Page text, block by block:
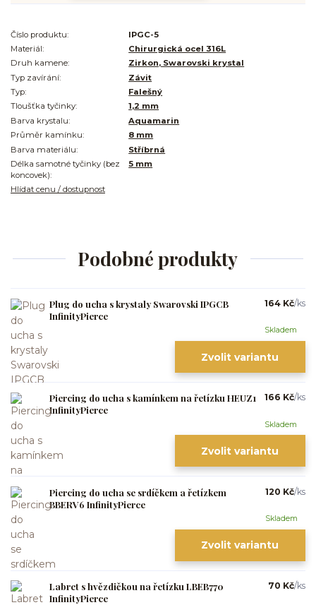
Číslo produktu:
IPGC-5
Materiál:
Chirurgická ocel 316L
Druh kamene:
Zirkon, Swarovski krystal
Typ zavírání:
Závit
Typ:
Falešný
Tloušťka tyčinky:
1,2 mm
Barva krystalu:
Aquamarin
Průměr kamínku:
8 mm
Barva materiálu:
Stříbrná
Délka samotné tyčinky (bez
koncovek):
5 mm
Hlídat cenu / dostupnost
Podobné produkty
Plug do ucha s krystaly Swarovski IPGCB
InfinityPierce
164 Kč/ks
Skladem
Zvolit variantu
Piercing do ucha s kamínkem na řetízku HEUZ1
InfinityPierce
166 Kč/ks
Skladem
Zvolit variantu
Piercing do ucha se srdíčkem a řetízkem
BBERV6 InfinityPierce
120 Kč/ks
Skladem
Zvolit variantu
Labret s hvězdičkou na řetízku LBEB770
InfinityPierce
70 Kč/ks